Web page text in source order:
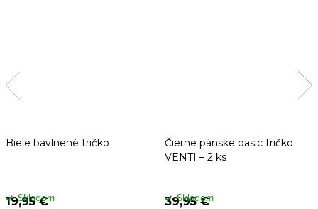
Biele bavlnené tričko
19,95 €
Skladom
Čierne pánske basic tričko
VENTI – 2 ks
39,95 €
Skladom